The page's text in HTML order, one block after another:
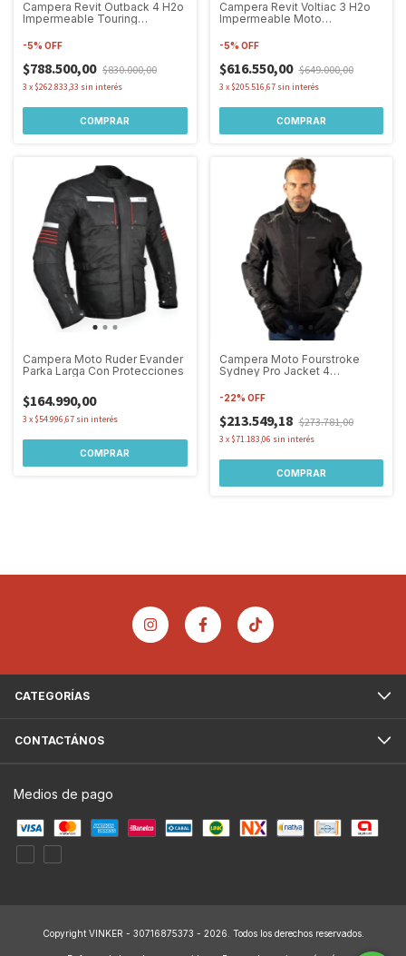
Campera Revit Outback 4 H2o
Impermeable Touring
-5% OFF
$788.500,00 $830.000,00
3 x $262.833,33 sin interés
COMPRAR
Campera Revit Voltiac 3 H2o
Impermeable Moto
-5% OFF
$616.550,00 $649.000,00
3 x $205.516,67 sin interés
COMPRAR
Campera Moto Ruder Evander
Parka Larga Con Protecciones
$164.990,00
3 x $54.996,67 sin interés
COMPRAR
Campera Moto Fourstroke
Sydney Pro Jacket 4
-22% OFF
$213.549,18 $273.781,00
3 x $71.183,06 sin interés
COMPRAR
CATEGORÍAS
CONTACTÁNOS
Medios de pago
Copyright VINKER - 30716875373 - 2026. Todos los derechos reservados.